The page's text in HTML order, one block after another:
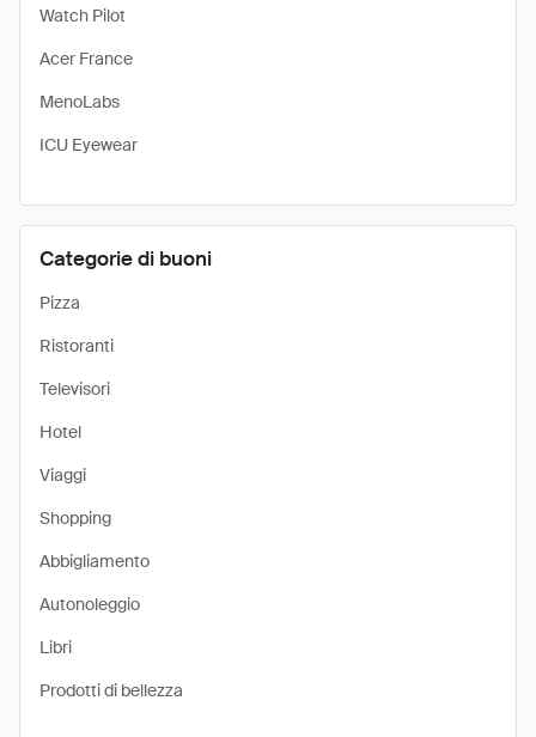
Watch Pilot
Acer France
MenoLabs
ICU Eyewear
Categorie di buoni
Pizza
Ristoranti
Televisori
Hotel
Viaggi
Shopping
Abbigliamento
Autonoleggio
Libri
Prodotti di bellezza